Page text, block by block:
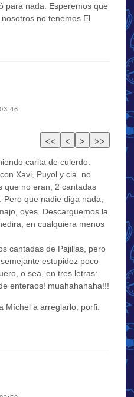
para nada. Esperemos que
no tenemos El
carita de culerdo.
Xavi, Puyol y cia. no
que no eran, 2 cantadas
que nadie diga nada,
oyes. Descarguemos la
en cualquiera menos
cantadas de Pajillas, pero
estupidez poco
o sea, en tres letras:
enteraos! muahahahaha!!!
Míchel a arreglarlo, porfi.